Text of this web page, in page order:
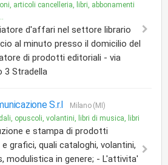
articoli cancelleria, libri, abbonamenti
d'affari nel settore librario
al minuto presso il domicilio del
di prodotti editoriali - via
3 Stradella
S.r.l
Milano (MI)
opuscoli, volantini, libri di musica, libri
e stampa di prodotti
grafici, quali cataloghi, volantini,
modulistica in genere; - L'attivita'